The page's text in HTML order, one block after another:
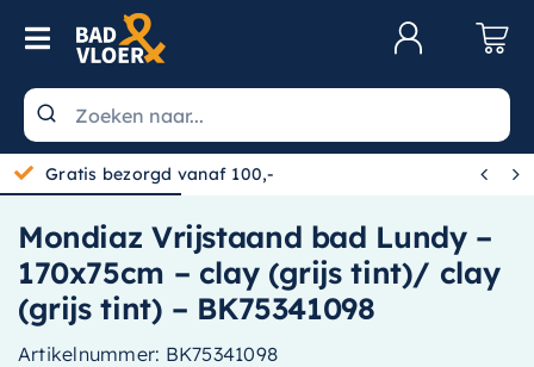
Skip to content
Toggle Navigation
Wastafels
Toiletten
Spiegels
Kranen
Douche
Gratis bezorgd vanaf 100,-  
Mondiaz Vrijstaand bad Lundy –
170x75cm – clay (grijs tint)/ clay
(grijs tint) – BK75341098
Artikelnummer: BK75341098